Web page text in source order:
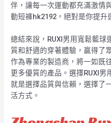
伴，讓每一次運動都充滿激情
動短褲hk2192，絕對是你提升
總結來說，RUXI男用寬鬆籃
質和舒適的穿著體驗，贏得了
作為專業的製造商，將一如既
更多優質的產品。選擇RUXI男
就是選擇品質與信賴，選擇了
活方式。